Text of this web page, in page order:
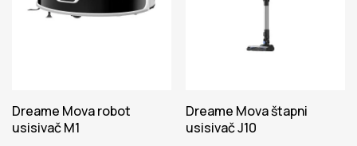
Dreame Mova robot
usisivač M1
Dreame Mova štapni
usisivač J10